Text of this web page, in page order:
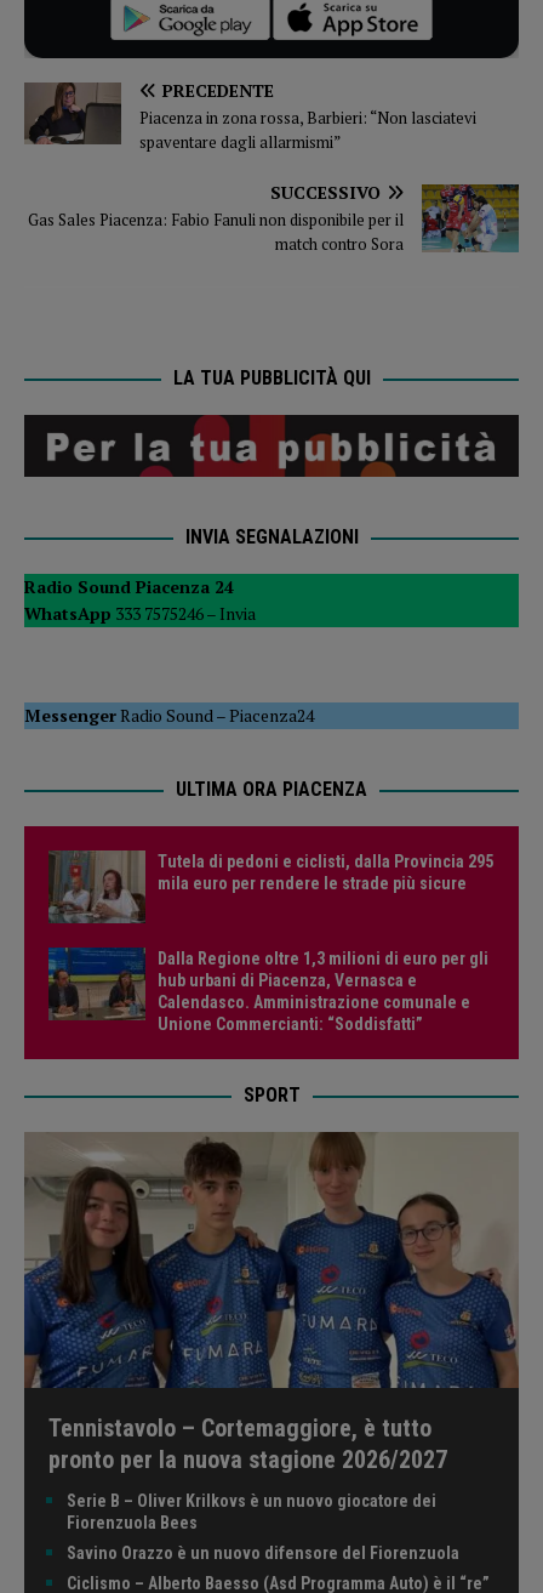
PRECEDENTE
Piacenza in zona rossa, Barbieri: “Non lasciatevi
spaventare dagli allarmismi”
SUCCESSIVO
Gas Sales Piacenza: Fabio Fanuli non disponibile per il
match contro Sora
LA TUA PUBBLICITÀ QUI
INVIA SEGNALAZIONI
Radio Sound Piacenza 24
WhatsApp 333 7575246 – Invia
MessengerRadio Sound–Piacenza24
ULTIMA ORA PIACENZA
Tutela di pedoni e ciclisti, dalla Provincia 295
mila euro per rendere le strade più sicure
Dalla Regione oltre 1,3 milioni di euro per gli
hub urbani di Piacenza, Vernasca e
Calendasco. Amministrazione comunale e
Unione Commercianti: “Soddisfatti”
SPORT
Tennistavolo – Cortemaggiore, è tutto
pronto per la nuova stagione 2026/2027
Serie B – Oliver Krilkovs è un nuovo giocatore dei
Fiorenzuola Bees
Savino Orazzo è un nuovo difensore del Fiorenzuola
Ciclismo – Alberto Baesso (Asd Programma Auto) è il “re”